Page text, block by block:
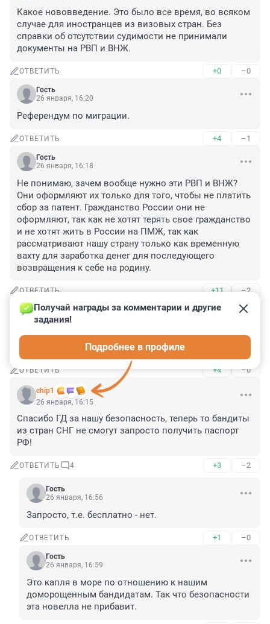
Какое нововведение. Это было все время, во всяком
случае для иностранцев из визовых стран. Без
справки об отсутствии судимости не принимали
документы на РВП и ВНЖ.
ОТВЕТИТЬ +0 –0
Гость
26 января, 16:20
Референдум по миграции.
ОТВЕТИТЬ +4 –1
Гость
26 января, 16:18
Не понимаю, зачем вообще нужно эти РВП и ВНЖ?
Они оформляют их только для того, чтобы не платить
сбор за патент. Гражданство России они не
оформляют, так как не хотят терять свое гражданство
и не хотят жить в России на ПМЖ, так как
рассматривают нашу страну только как временную
вахту для заработка денег для последующего
возвращения к себе на родину.
ОТВЕТИТЬ +11 –2
Гость
26 января, 16:15
А как же волшебный приём с букафкай в фамилии?
Против лома нет приёма.
ОТВЕТИТЬ +4 –0
chip1
Получай награды за комментарии и другие
задания!
Подробнее в профиле
26 января, 16:15
Спасибо ГД за нашу безопасность, теперь то бандиты
из стран СНГ не смогут запросто получить паспорт
РФ!
ОТВЕТИТЬ 4 +3 –2
Гость
26 января, 16:56
Запросто, т.е. бесплатно - нет.
ОТВЕТИТЬ +1 –0
Гость
26 января, 16:59
Это капля в море по отношению к нашим
доморощенным бандидатам. Так что безопасности
эта новелла не прибавит.